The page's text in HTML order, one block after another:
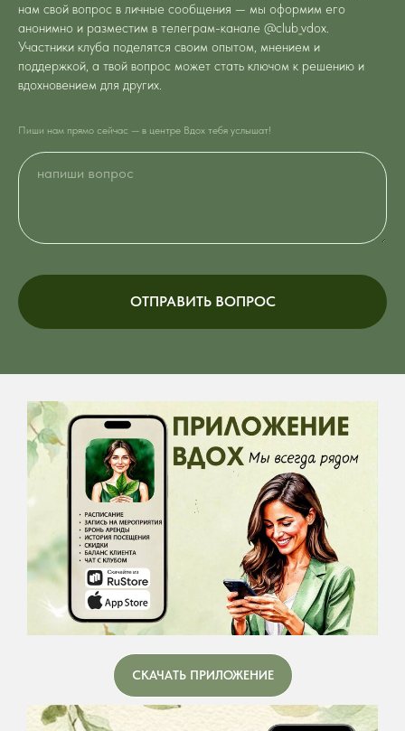
нам свой вопрос в личные сообщения — мы оформим его
анонимно и разместим в телеграм-канале @club_vdox.
Участники клуба поделятся своим опытом, мнением и
поддержкой, а твой вопрос может стать ключом к решению и
вдохновением для других.
Пиши нам прямо сейчас — в центре Вдох тебя услышат!
ОТПРАВИТЬ ВОПРОС
СКАЧАТЬ ПРИЛОЖЕНИЕ